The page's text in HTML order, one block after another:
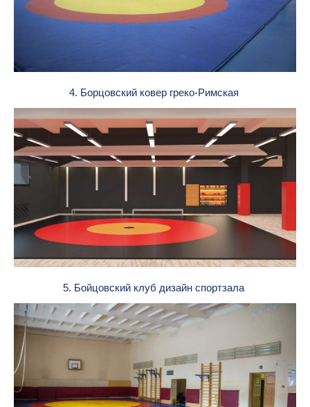
4. Борцовский ковер греко-Римская
5. Бойцовский клуб дизайн спортзала